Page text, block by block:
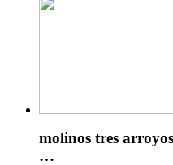
molinos tres
…